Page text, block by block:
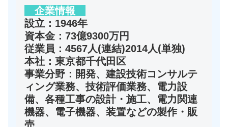
企業情報
設立：1946年
資本金：73億9300万円
従業員：4567人(連結)2014人(単独)
本社：東京都千代田区
事業分野：開発、建設技術コンサルテ
ィング業務、技術評価業務、電力設
備、各種工事の設計・施工、電力関連
機器、電子機器、装置などの製作・販
売